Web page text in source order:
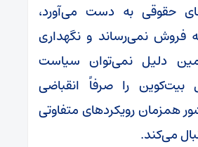
حقوقی به دست می‌آورد،
فروش نمی‌رساند و نگهداری
دلیل نمی‌توان سیاست
بیت‌کوین را صرفاً انقباضی
همزمان رویکردهای متفاوتی
می‌کند.